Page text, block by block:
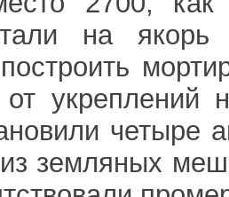
на
от укреплений
четыре
земляных